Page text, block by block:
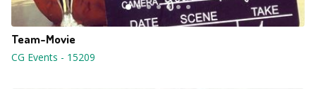
Team-Movie
CG Events - 15209